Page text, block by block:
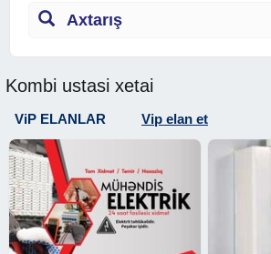
Axtarış
Kombi ustasi xetai
ViP ELANLAR Vip elan et